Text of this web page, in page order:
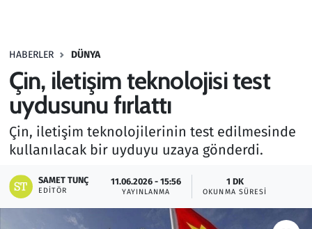
HABERLER DÜNYA
Çin, iletişim teknolojisi test
uydusunu fırlattı
Çin, iletişim teknolojilerinin test edilmesinde
kullanılacak bir uyduyu uzaya gönderdi.
SAMET TUNÇ
EDITÖR
11.06.2026 - 15:56
YAYINLANMA
1 DK
OKUNMA SÜRESI
Haber
Kültür Sanat
Kurumsal Haberler